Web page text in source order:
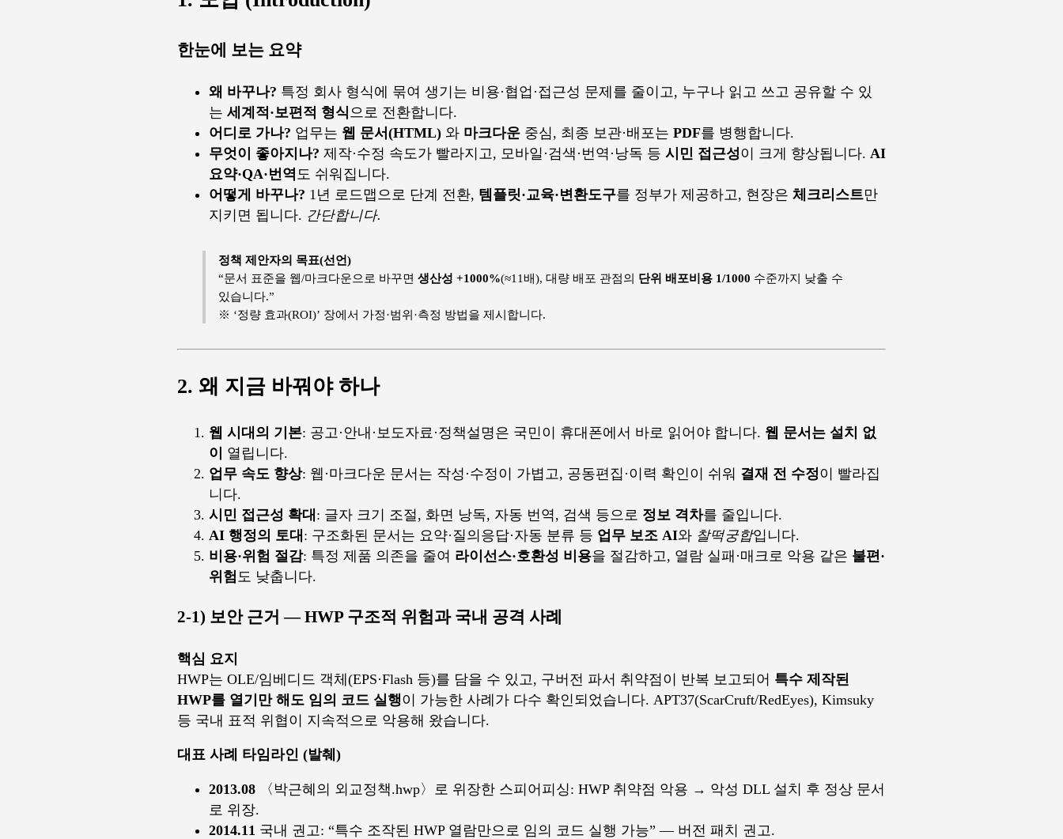
한눈에 보는 요약
왜 바꾸나? 특정 회사 형식에 묶여 생기는 비용·협업·접근성 문제를 줄이고, 누구나 읽고 쓰고 공유할 수 있
는 세계적·보편적 형식 으로 전환합니다.
어디로 가나? 업무는 웹 문서(HTML) 와 마크다운 중심, 최종 보관·배포는 PDF를 병행합니다.
무엇이 좋아지나? 제작·수정 속도가 빨라지고, 모바일·검색·번역·낭독 등 시민 접근성이 크게 향상됩니다. AI
요약·QA·번역 도 쉬워집니다.
어떻게 바꾸나? 1년 로드맵으로 단계 전환, 템플릿·교육·변환도구를 정부가 제공하고, 현장은 체크리스트만
지키면 됩니다. 간단합니다.
정책 제안자의 목표(선언)
“문서 표준을 웹/마크다운으로 바꾸면 생산성 +1000%(≈11배), 대량 배포 관점의 단위 배포비용 1/1000 수준까지 낮출 수
있습니다.”
※ ‘정량 효과(ROI)’ 장에서 가정·범위·측정 방법을 제시합니다.
2. 왜 지금 바꿔야 하나
웹 시대의 기본: 공고·안내·보도자료·정책설명은 국민이 휴대폰에서 바로 읽어야 합니다. 웹 문서는 설치 없
이
열립니다.
업무 속도 향상: 웹·마크다운 문서는 작성·수정이 가볍고, 공동편집·이력 확인이 쉬워 결재 전 수정이 빨라집
니다.
시민 접근성 확대 : 글자 크기 조절, 화면 낭독, 자동 번역, 검색 등으로 정보 격차를 줄입니다.
AI 행정의 토대 : 구조화된 문서는 요약·질의응답·자동 분류 등 업무 보조 AI와 찰떡궁합입니다.
비용·위험 절감: 특정 제품 의존을 줄여 라이선스·호환성 비용을 절감하고, 열람 실패·매크로 악용 같은 불편·
위험 도 낮춥니다.
2-1) 보안 근거 — HWP 구조적 위험과 국내 공격 사례
핵심 요지
HWP는 OLE/임베디드 객체(EPS·Flash 등)를 담을 수 있고, 구버전 파서 취약점이 반복 보고되어 특수 제작된
HWP를 열기만 해도 임의 코드 실행이 가능한 사례가 다수 확인되었습니다. APT37(ScarCruft/RedEyes), Kimsuky
등 국내 표적 위협이 지속적으로 악용해 왔습니다.
대표 사례 타임라인 (발췌)
2013.08 〈박근혜의 외교정책.hwp〉로 위장한 스피어피싱: HWP 취약점 악용 → 악성 DLL 설치 후 정상 문서
로 위장.
2014.11 국내 권고: “특수 조작된 HWP 열람만으로 임의 코드 실행 가능” — 버전 패치 권고.